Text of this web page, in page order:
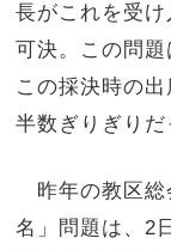
長がこれを受
可決。この問題
この採決時の
半数ぎりぎりだ
昨年の教区総
名」問題は、2